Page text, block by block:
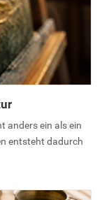
anders ein als ein
entsteht dadurch